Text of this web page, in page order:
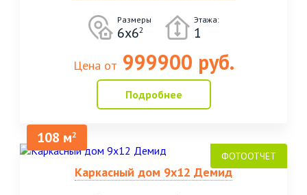
Размеры
6х62
Этажа:
1
Цена от 999900 руб.
Подробнее
108 м2
Каркасный дом 9х12 Демид